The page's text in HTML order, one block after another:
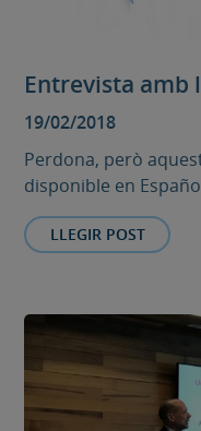
Entrevista amb
19/02/2018
Perdona, però
disponible en
LLEGIR POST